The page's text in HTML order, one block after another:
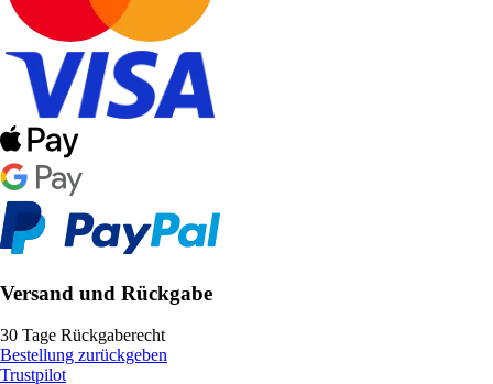
Versand und Rückgabe
30 Tage Rückgaberecht
Bestellung zurückgeben
Trustpilot